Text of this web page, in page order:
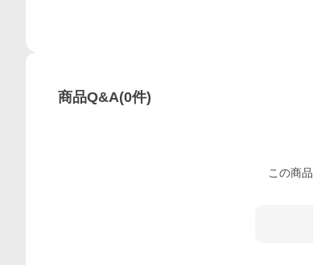
商品Q&A(0件)
この商品